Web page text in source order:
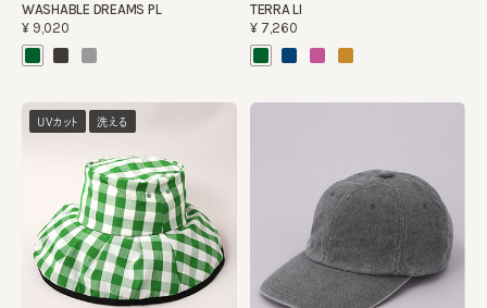
WASHABLE DREAMS PL
¥9,020
TERRA LI
¥7,260
UVカット 洗える